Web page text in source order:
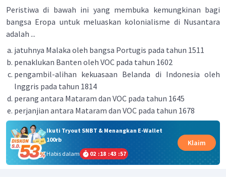
Peristiwa di bawah ini yang membuka kemungkinan bagi
bangsa Eropa untuk meluaskan kolonialisme di Nusantara
adalah ...
jatuhnya Malaka oleh bangsa Portugis pada tahun 1511
penaklukan Banten oleh VOC pada tahun 1602
pengambil-alihan kekuasaan Belanda di Indonesia oleh
lnggris pada tahun 1814
perang antara Mataram dan VOC pada tahun 1645
perjanjian antara Mataram dan VOC pada tahun 1678
Ikuti Tryout SNBT & Menangkan E-Wallet
100rb
Habis dalam
02 :18 :43 :57
Klaim